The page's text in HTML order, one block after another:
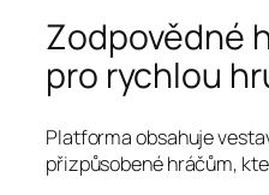
Zodpovědné
pro rychlou
Platforma obsahuje
přizpůsobené hráčům,